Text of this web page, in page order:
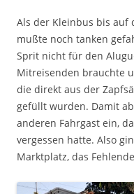
Als der Kleinbus bis auf
mußte noch tanken
Sprit nicht für den
Mitreisenden brauchte
die direkt aus der
gefüllt wurden. Damit
anderen Fahrgast ein,
vergessen hatte. Also
Marktplatz, das